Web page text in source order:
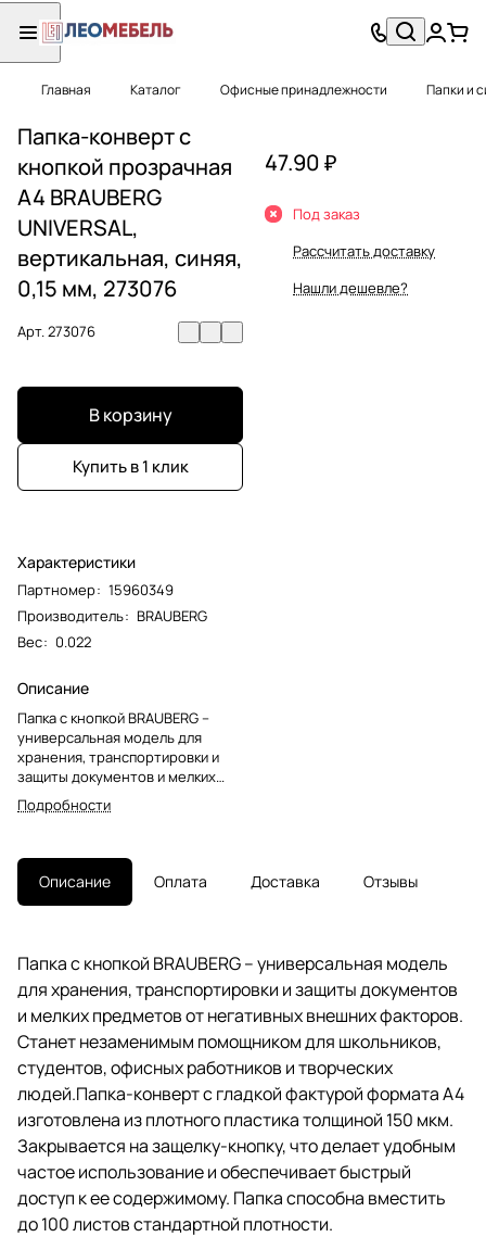
Главная Каталог Офисные принадлежности Папки и
Папка-конверт с
кнопкой прозрачная
А4 BRAUBERG
UNIVERSAL,
вертикальная, синяя,
0,15 мм, 273076
Арт.273076
В корзину
Купить в 1 клик
Характеристики
Партномер: 15960349
Производитель: BRAUBERG
Вес: 0.022
Описание
Папка с кнопкой BRAUBERG –
универсальная модель для
хранения, транспортировки и
защиты документов и мелких
предметов от негативных
внешних факторов. Станет
школьников, студентов, офисных
работников и творческих
людей.Папка-конверт с гладкой
пластика толщиной 150 мкм.
Закрывается на защелку-кнопку,
что делает удобным частое
использование и обеспечивает
быстрый доступ к ее
содержимому. Папка способна
вместить до 100 листов
стандартной плотности.
Подробности
47.90 ₽
Под заказ
Рассчитать доставку
Нашли дешевле?
Описание Оплата Доставка Отзывы
Папка с кнопкой BRAUBERG – универсальная модель
для хранения, транспортировки и защиты документов
и мелких предметов от негативных внешних факторов.
Станет незаменимым помощником для школьников,
студентов, офисных работников и творческих
людей.Папка-конверт с гладкой фактурой формата А4
изготовлена из плотного пластика толщиной 150 мкм.
Закрывается на защелку-кнопку, что делает удобным
частое использование и обеспечивает быстрый
доступ к ее содержимому. Папка способна вместить
до 100 листов стандартной плотности.